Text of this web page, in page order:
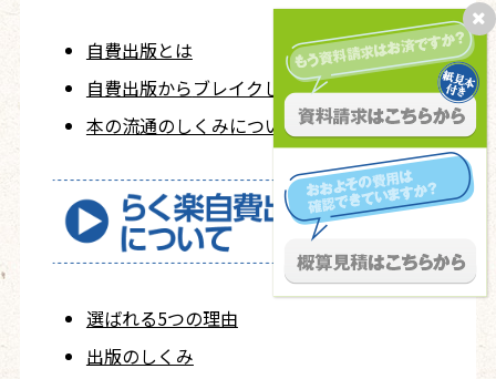
自費出版とは
自費出版からブレイクした人たち
本の流通のしくみについて
選ばれる5つの理由
出版のしくみ